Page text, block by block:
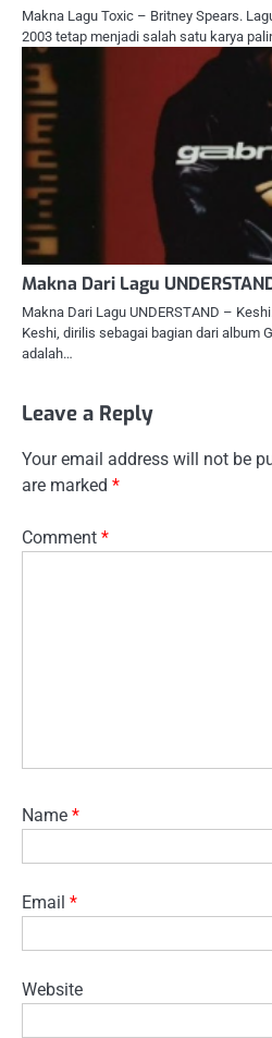
Makna Lagu Toxic – Britney Spears.
2003 tetap menjadi salah satu karya
Makna Dari Lagu
Makna Dari Lagu UNDERSTAND –
Keshi, dirilis sebagai bagian dari album
adalah…
Leave a Reply
Your email address will not be
are marked *
Comment *
Name *
Email *
Website